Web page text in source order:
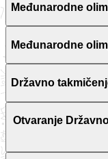
Međunarodne
Međunarodne
Državno
Otvaranje